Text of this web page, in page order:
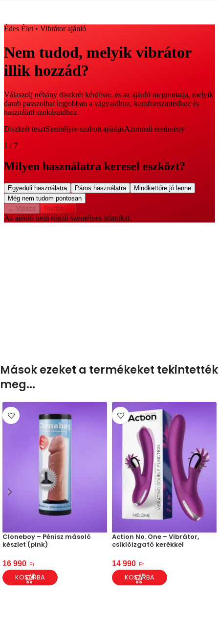
Mások ezeket a termékeket tekintették
meg...
Cloneboy – Pénisz másoló
készlet (pink)
16 990 Ft
KOSÁRBA
Action No. One – Vibrátor,
csiklóizgató kerékkel
14 990 Ft
KOSÁRBA